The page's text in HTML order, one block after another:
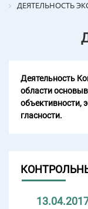
ДЕЯТЕЛЬНОСТЬ
Деятельность
области
объективности,
гласности.